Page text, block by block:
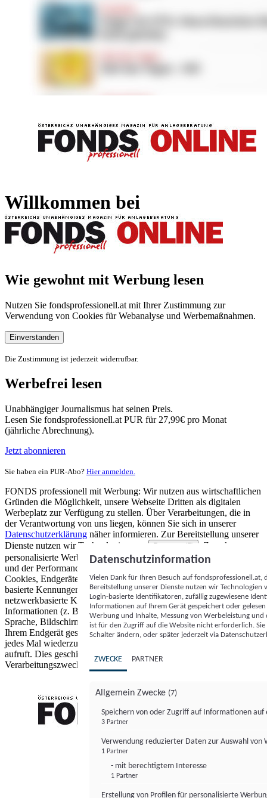
Willkommen bei
Wie gewohnt mit Werbung lesen
Nutzen Sie fondsprofessionell.at mit Ihrer Zustimmung zur
Verwendung von Cookies für Webanalyse und Werbemaßnahmen.
Einverstanden
Die Zustimmung ist jederzeit widerrufbar.
Werbefrei lesen
Unabhängiger Journalismus hat seinen Preis.
Lesen Sie fondsprofessionell.at PUR für 27,99€ pro Monat
(jährliche Abrechnung).
Jetzt abonnieren
Sie haben ein PUR-Abo? Hier anmelden.
FONDS professionell mit Werbung: Wir nutzen aus wirtschaftlichen
Gründen die Möglichkeit, unsere Webseite Dritten als digitalen
Werbeplatz zur Verfügung zu stellen. Über Verarbeitungen, die in
der Verantwortung von uns liegen, können Sie sich in unserer
Datenschutzerklärung näher informieren. Zur Bereitstellung unserer
Dienste nutzen wir Technologien von
Partnern (5)
. Zwecke:
personalisierte Werbung und Inhalte, Messung von Werbeleistung
und der Performance von Inhalten sowie Zielgruppenforschung.
Cookies, Endgeräte- oder ähnliche Online-Kennungen (z. B. login-
basierte Kennungen, zufällig generierte Kennungen,
netzwerkbasierte Kennungen) können zusammen mit anderen
Informationen (z. B. Browsertyp und Browserinformationen,
Sprache, Bildschirmgröße, unterstützte Technologien usw.) auf
Ihrem Endgerät gespeichert oder von dort ausgelesen werden, um es
jedes Mal wiederzuerkennen, wenn es eine App oder einer Webseite
aufruft. Dies geschieht für einen oder mehrere der hier aufgeführten
Verarbeitungszwecke.
Datenschutzinformation
Vielen Dank für Ihren Besuch auf
Bereitstellung unserer Dienste nutzen wir Technologien
Login-basierte Identifikatoren, zufällig zugewiesene
Informationen auf Ihrem Gerät gespeichert oder
Werbung und Inhalte, Messung von Werbeleistung
ist für den Zugriff auf die Website nicht erforderlich.
Schalter ändern, oder später jederzeit via
ZWECKE PARTNER
Allgemein Zwecke (7)
Speichern von oder Zugriff auf Informationen auf
3 Partner
Verwendung reduzierter Daten zur Auswahl von
1 Partner
- mit berechtigtem Interesse
1 Partner
Erstellung von Profilen für personalisierte
FONDS professionell